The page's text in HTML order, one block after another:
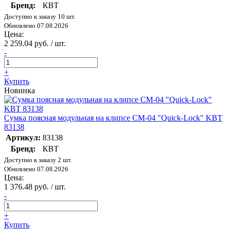
Бренд:
КВТ
Доступно к заказу 10 шт.
Обновлено 07.08.2026
Цена:
2 259.04 руб. / шт.
-
+
Купить
Новинка
Сумка поясная модульная на клипсе СМ-04 "Quick-Lock" KBT
83138
Артикул: 83138
Бренд:
КВТ
Доступно к заказу 2 шт.
Обновлено 07.08.2026
Цена:
1 376.48 руб. / шт.
-
+
Купить